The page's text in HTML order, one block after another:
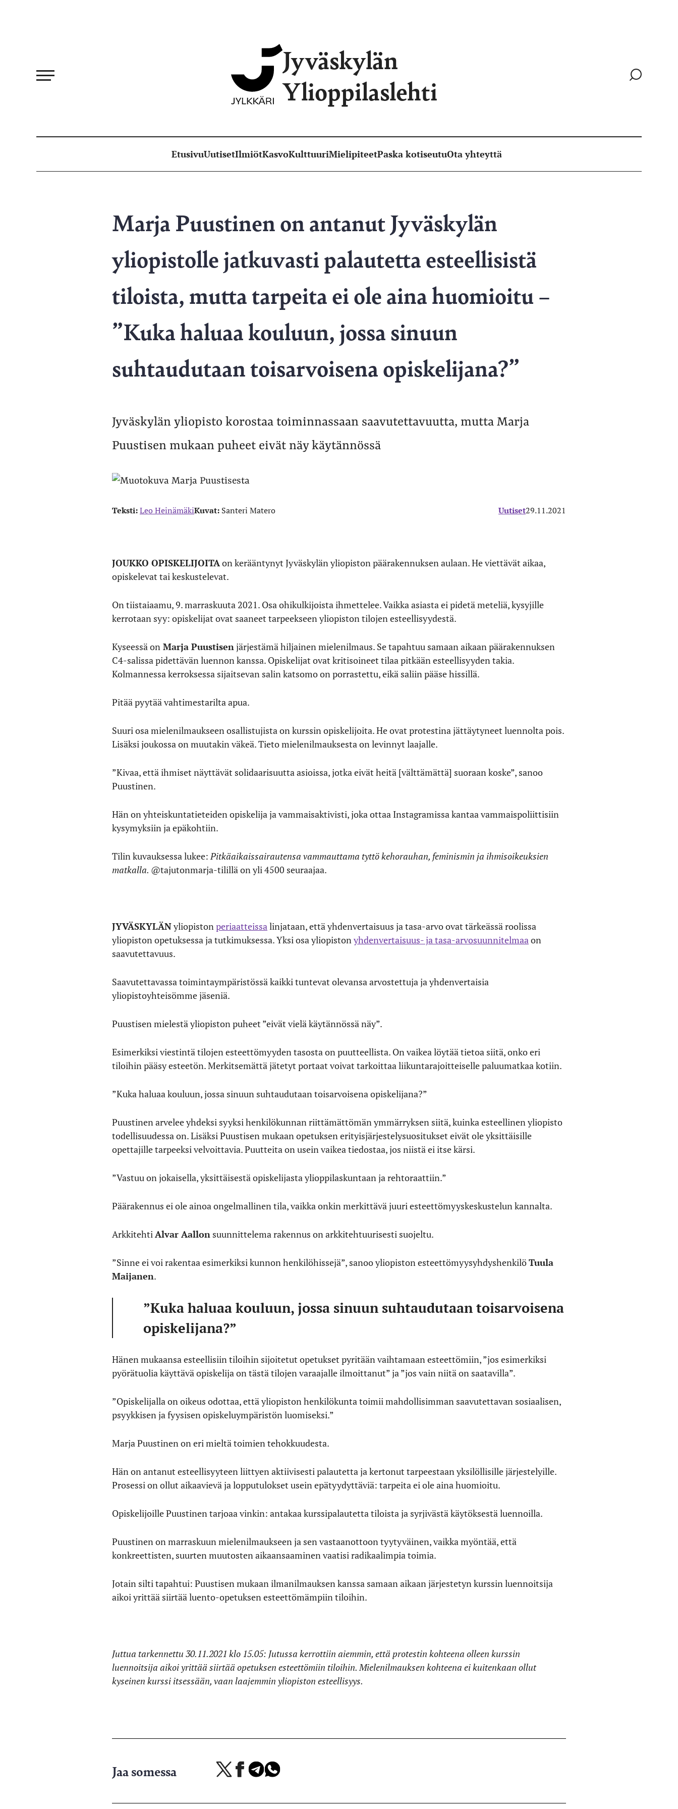
Jyväskylän
Ylioppilaslehti
Siirry
EtusivuUutisetIlmiötKasvoKulttuuriMielipiteetPaska kotiseutuOta yhteyttä
Marja Puustinen on antanut Jyväskylän
yliopistolle jatkuvasti palautetta esteellisistä
tiloista, mutta tarpeita ei ole aina huomioitu –
”Kuka haluaa kouluun, jossa sinuun
suhtaudutaan toisarvoisena opiskelijana?”
Jyväskylän yliopisto korostaa toiminnassaan saavutettavuutta, mutta Marja
Puustisen mukaan puheet eivät näy käytännössä
Teksti:Leo HeinämäkiKuvat: Santeri Matero Uutiset29.11.2021
JOUKKO OPISKELIJOITAon kerääntynyt Jyväskylän yliopiston päärakennuksen aulaan. He viettävät aikaa,
opiskelevat tai keskustelevat.
On tiistaiaamu, 9. marraskuuta 2021. Osa ohikulkijoista ihmettelee. Vaikka asiasta ei pidetä meteliä, kysyjille
kerrotaan syy: opiskelijat ovat saaneet tarpeekseen yliopiston tilojen esteellisyydestä.
Kyseessä on Marja Puustisenjärjestämä hiljainen mielenilmaus. Se tapahtuu samaan aikaan päärakennuksen
C4-salissa pidettävän luennon kanssa. Opiskelijat ovat kritisoineet tilaa pitkään esteellisyyden takia.
Kolmannessa kerroksessa sijaitsevan salin katsomo on porrastettu, eikä saliin pääse hissillä.
Pitää pyytää vahtimestarilta apua.
Suuri osa mielenilmaukseen osallistujista on kurssin opiskelijoita. He ovat protestina jättäytyneet luennolta pois.
Lisäksi joukossa on muutakin väkeä. Tieto mielenilmauksesta on levinnyt laajalle.
”Kivaa, että ihmiset näyttävät solidaarisuutta asioissa, jotka eivät heitä [välttämättä] suoraan koske”, sanoo
Puustinen.
Hän on yhteiskuntatieteiden opiskelija ja vammaisaktivisti, joka ottaa Instagramissa kantaa vammaispoliittisiin
kysymyksiin ja epäkohtiin.
Tilin kuvauksessa lukee:Pitkäaikaissairautensa vammauttama tyttö kehorauhan, feminismin ja ihmisoikeuksien
matkalla. @tajutonmarja-tilillä on yli 4500 seuraajaa.
JYVÄSKYLÄNyliopistonperiaatteissalinjataan, että yhdenvertaisuus ja tasa-arvo ovat tärkeässä roolissa
yliopiston opetuksessa ja tutkimuksessa. Yksi osa yliopistonyhdenvertaisuus- ja tasa-arvosuunnitelmaaon
saavutettavuus.
Saavutettavassa toimintaympäristössä kaikki tuntevat olevansa arvostettuja ja yhdenvertaisia
yliopistoyhteisömme jäseniä.
Puustisen mielestä yliopiston puheet ”eivät vielä käytännössä näy”.
Esimerkiksi viestintä tilojen esteettömyyden tasosta on puutteellista. On vaikea löytää tietoa siitä, onko eri
tiloihin pääsy esteetön. Merkitsemättä jätetyt portaat voivat tarkoittaa liikuntarajoitteiselle paluumatkaa kotiin.
”Kuka haluaa kouluun, jossa sinuun suhtaudutaan toisarvoisena opiskelijana?”
Puustinen arvelee yhdeksi syyksi henkilökunnan riittämättömän ymmärryksen siitä, kuinka esteellinen yliopisto
todellisuudessa on. Lisäksi Puustisen mukaan opetuksen erityisjärjestelysuositukset eivät ole yksittäisille
opettajille tarpeeksi velvoittavia. Puutteita on usein vaikea tiedostaa, jos niistä ei itse kärsi.
”Vastuu on jokaisella, yksittäisestä opiskelijasta ylioppilaskuntaan ja rehtoraattiin.”
Päärakennus ei ole ainoa ongelmallinen tila, vaikka onkin merkittävä juuri esteettömyyskeskustelun kannalta.
ArkkitehtiAlvar Aallon suunnittelema rakennus on arkkitehtuurisesti suojeltu.
”Sinne ei voi rakentaa esimerkiksi kunnon henkilöhissejä”, sanoo yliopiston esteettömyysyhdyshenkilöTuula
Maijanen.
”Kuka haluaa kouluun, jossa sinuun suhtaudutaan toisarvoisena
opiskelijana?”
Hänen mukaansa esteellisiin tiloihin sijoitetut opetukset pyritään vaihtamaan esteettömiin, ”jos esimerkiksi
pyörätuolia käyttävä opiskelija on tästä tilojen varaajalle ilmoittanut” ja ”jos vain niitä on saatavilla”.
”Opiskelijalla on oikeus odottaa, että yliopiston henkilökunta toimii mahdollisimman saavutettavan sosiaalisen,
psyykkisen ja fyysisen opiskeluympäristön luomiseksi.”
Marja Puustinen on eri mieltä toimien tehokkuudesta.
Hän on antanut esteellisyyteen liittyen aktiivisesti palautetta ja kertonut tarpeestaan yksilöllisille järjestelyille.
Prosessi on ollut aikaavievä ja lopputulokset usein epätyydyttäviä: tarpeita ei ole aina huomioitu.
Opiskelijoille Puustinen tarjoaa vinkin: antakaa kurssipalautetta tiloista ja syrjivästä käytöksestä luennoilla.
Puustinen on marraskuun mielenilmaukseen ja sen vastaanottoon tyytyväinen, vaikka myöntää, että
konkreettisten, suurten muutosten aikaansaaminen vaatisi radikaalimpia toimia.
Jotain silti tapahtui: Puustisen mukaan ilmanilmauksen kanssa samaan aikaan järjestetyn kurssin luennoitsija
aikoi yrittää siirtää luento-opetuksen esteettömämpiin tiloihin.
Juttua tarkennettu 30.11.2021 klo 15.05: Jutussa kerrottiin aiemmin, että protestin kohteena olleen kurssin
luennoitsija aikoi yrittää siirtää opetuksen esteettömiin tiloihin. Mielenilmauksen kohteena ei kuitenkaan ollut
kyseinen kurssi itsessään, vaan laajemmin yliopiston esteellisyys.
Jaa somessa
Jaa
palvelussa
Jaa Jaa Jaa